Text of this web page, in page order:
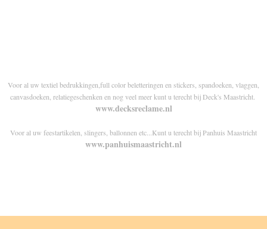
Voor al uw textiel bedrukkingen,full color beletteringen en stickers, spandoeken, vlaggen,
canvasdoeken, relatiegeschenken en nog veel meer kunt u terecht bij Deck's Maastricht.
www.decksreclame.nl
Voor al uw feestartikelen, slingers, ballonnen etc...Kunt u terecht bij Panhuis Maastricht
www.panhuismaastricht.nl